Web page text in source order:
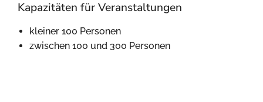
Kapazitäten für Veranstaltungen
kleiner 100 Personen
zwischen 100 und 300 Personen